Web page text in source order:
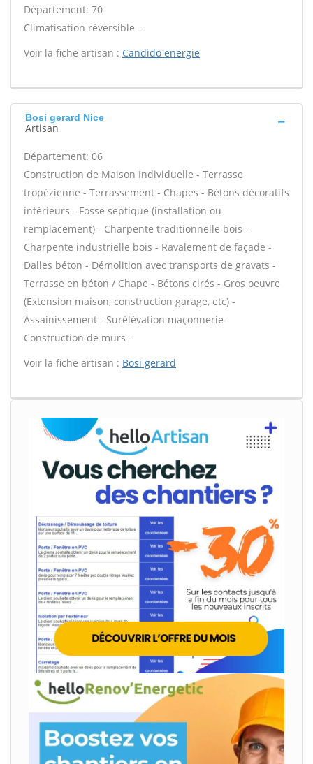
Département: 70
Climatisation réversible -
Voir la fiche artisan : Candido energie
Bosi gerard Nice
Artisan
Département: 06
Construction de Maison Individuelle - Terrasse
tropézienne - Terrassement - Chapes - Bétons décoratifs
intérieurs - Fosse septique (installation ou
remplacement) - Charpente traditionnelle bois -
Charpente industrielle bois - Ravalement de façade -
Dalles béton - Démolition avec transports de gravats -
Terrasse en béton / Chape - Bétons cirés - Gros oeuvre
(Extension maison, construction garage, etc) -
Assainissement - Surélévation maçonnerie -
Construction de murs -
Voir la fiche artisan : Bosi gerard